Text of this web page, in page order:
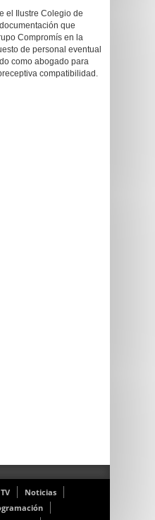
el Ilustre Colegio de
que
Compromís en la
de personal eventual
como abogado para
compatibilidad.
Noticias